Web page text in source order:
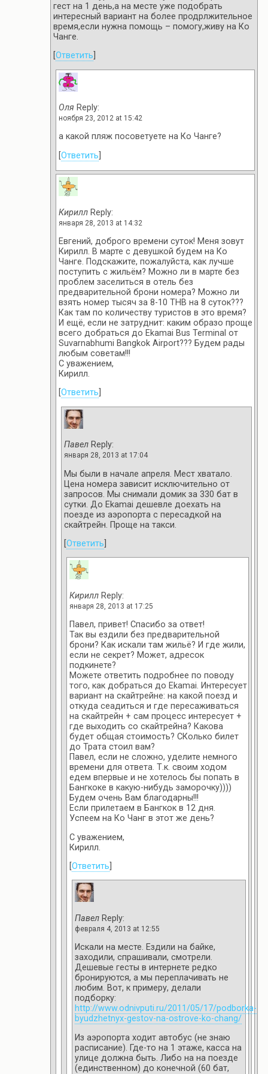
гест на 1 день,а на месте уже подобрать
интересный вариант на более продрлжительное
время,если нужна помощь – помогу,живу на Ко
Чанге.
Ответить
Оля Reply:
ноября 23, 2012 at 15:42
а какой пляж посоветуете на Ко Чанге?
Ответить
Кирилл Reply:
января 28, 2013 at 14:32
Евгений, доброго времени суток! Меня зовут
Кирилл. В марте с девушкой будем на Ко
Чанге. Подскажите, пожалуйста, как лучше
поступить с жильём? Можно ли в марте без
проблем заселиться в отель без
предварительной брони номера? Можно ли
взять номер тысяч за 8-10 THB на 8 суток???
Как там по количеству туристов в это время?
И ещё, если не затруднит: каким образо проще
всего добраться до Ekamai Bus Terminal от
Suvarnabhumi Bangkok Airport??? Будем рады
любым советам!!!
С уважением,
Кирилл.
Ответить
Павел Reply:
января 28, 2013 at 17:04
Мы были в начале апреля. Мест хватало.
Цена номера зависит исключительно от
запросов. Мы снимали домик за 330 бат в
сутки. До Ekamai дешевле доехать на
поезде из аэропорта с пересадкой на
скайтрейн. Проще на такси.
Ответить
Кирилл Reply:
января 28, 2013 at 17:25
Павел, привет! Спасибо за ответ!
Так вы ездили без предварительной
брони? Как искали там жильё? И где жили,
если не секрет? Может, адресок
подкинете?
Можете ответить подробнее по поводу
того, как добраться до Ekamai. Интересует
вариант на скайтрейне: на какой поезд и
откуда сеадиться и где пересаживаться
на скайтрейн + сам процесс интересует +
где выходить со скайтрейна? Какова
будет общая стоимость? СКолько билет
до Трата стоил вам?
Павел, если не сложно, уделите немного
времени для ответа. Т.к. своим ходом
едем впервые и не хотелось бы попать в
Бангкоке в какую-нибудь заморочку))))
Будем очень Вам благодарны!!!
Если прилетаем в Бангкок в 12 дня.
Успеем на Ко Чанг в этот же день?
С уважением,
Кирилл.
Ответить
Павел Reply:
февраля 4, 2013 at 12:55
Искали на месте. Ездили на байке,
заходили, спрашивали, смотрели.
Дешевые гесты в интернете редко
бронируются, а мы переплачивать не
любим. Вот, к примеру, делали
подборку:
http://www.odnivputi.ru/2011/05/17/podborka-
byudzhetnyx-gestov-na-ostrove-ko-chang/
Из аэропорта ходит автобус (не знаю
расписание). Где-то на 1 этаже, касса на
улице должна быть. Либо на на поезде
(единственном) до конечной (60 бат,